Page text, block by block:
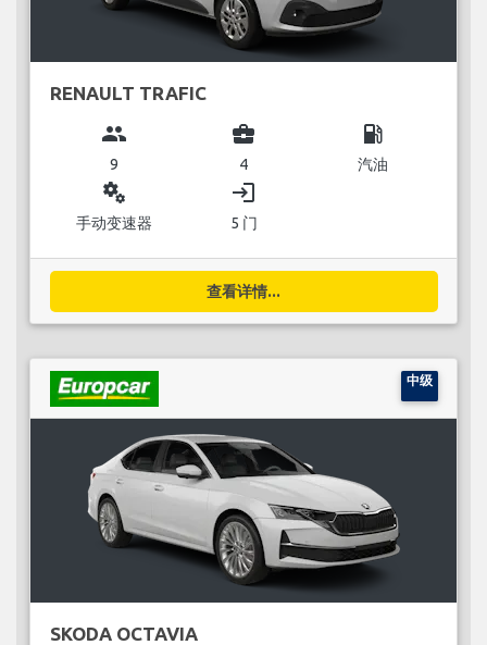
RENAULT TRAFIC
group
9
business_center
4
local_gas_station
汽油
miscellaneous_services
手动变速器
login
5 门
查看详情...
中级
SKODA OCTAVIA